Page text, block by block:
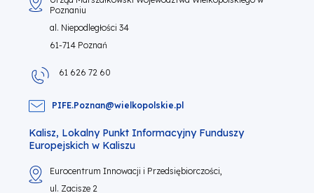
Poznaniu
al. Niepodległości 34
61-714 Poznań
61 626 72 60
PIFE.Poznan@wielkopolskie.pl
Kalisz, Lokalny Punkt Informacyjny Funduszy
Europejskich w Kaliszu
Eurocentrum Innowacji i Przedsiębiorczości,
ul. Zacisze 2